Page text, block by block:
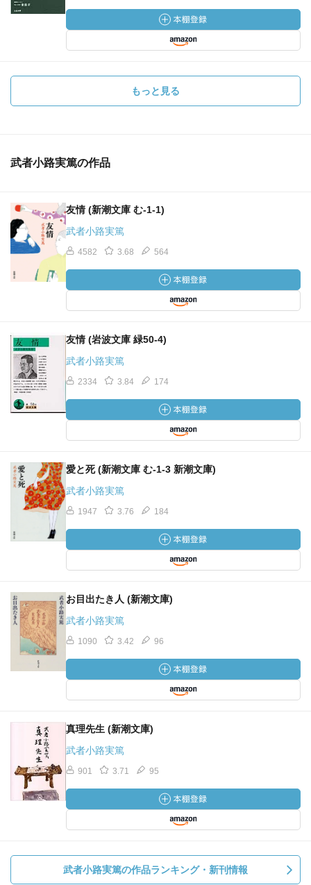
もっと見る
武者小路実篤の作品
友情 (新潮文庫 む-1-1)
武者小路実篤
4582 3.68 564
友情 (岩波文庫 緑50-4)
武者小路実篤
2334 3.84 174
愛と死 (新潮文庫 む-1-3 新潮文庫)
武者小路実篤
1947 3.76 184
お目出たき人 (新潮文庫)
武者小路実篤
1090 3.42 96
真理先生 (新潮文庫)
武者小路実篤
901 3.71 95
武者小路実篤の作品ランキング・新刊情報